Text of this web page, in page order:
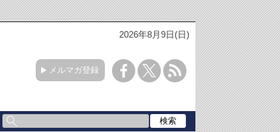
2026年8月9日(日)
メルマガ登録